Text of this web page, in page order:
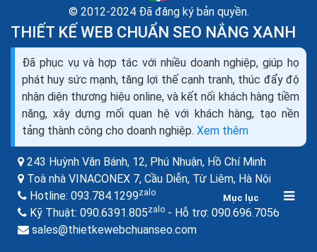
Mục lục
Xây dựng cấu trúc website chuẩn seo để seo web
hiệu quả
Ngày 7/3/2017 Google đã cập nhật thuật toán mới
nhất Fead. Nó đã khiến một số trang web bị giảm lưu
lượng truy cập tự nhiên từ 50-90% trong khi đó...
© 2012-2024 Đã đăng ký bản quyền.
THIẾT KẾ WEB CHUẨN SEO NẮNG XANH
Đã phục vụ và hợp tác với nhiều doanh nghiệp, giúp họ
phát huy sức mạnh, tăng lợi thế cạnh tranh, thúc đẩy độ
nhận diện thương hiệu online, và kết nối khách hàng tiềm
năng, xây dựng mối quan hệ với khách hàng, tạo nền
tảng thành công cho doanh nghiệp. Xem thêm
243 Huỳnh Văn Bánh, 12, Phú Nhuận, Hồ Chí Minh
Toà nhà VINACONEX 7, Cầu Diễn, Từ Liêm, Hà Nội
Hotline: 093.784.1299zalo
Kỹ Thuật: 090.6391.805zalo - Hỗ trợ: 090.696.7056
sales@thietkewebchuanseo.com